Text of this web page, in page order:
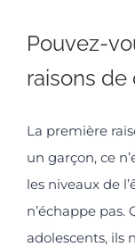
Pouvez-
raisons de
La première
un garçon, ce
les niveaux de
n’échappe pas.
adolescents, ils